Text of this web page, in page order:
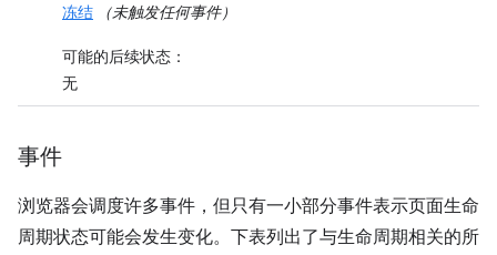
冻结
（未触发任何事件）
可能的后续状态 ：
无
事件
浏览器会调度许多事件，但只有一小部分事件表示页面生命
周期状态可能会发生变化。下表列出了与生命周期相关的所